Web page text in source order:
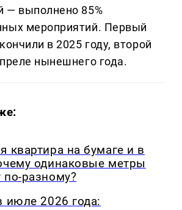
— выполнено 85%
мероприятий. Первый
в 2025 году, второй
нынешнего года.
квартира на бумаге и в
одинаковые метры
по-разному?
июле 2026 года: